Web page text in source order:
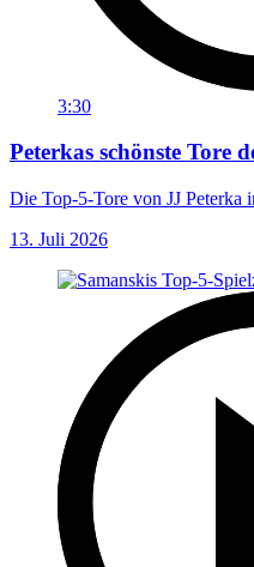
3:30
Peterkas schönste Tore
Die Top-5-Tore von JJ Peterka
13. Juli 2026